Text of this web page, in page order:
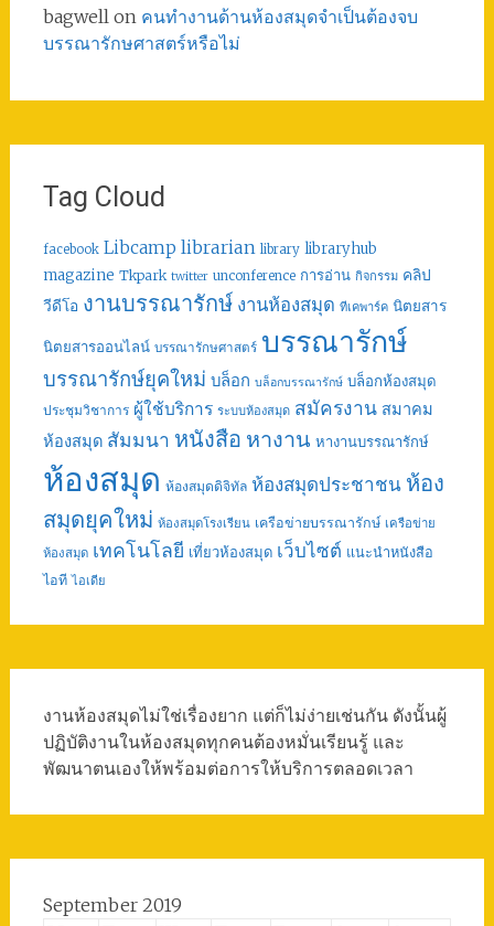
bagwell on คนทำงานด้านห้องสมุดจำเป็นต้องจบ
บรรณารักษศาสตร์หรือไม่
Tag Cloud
facebook Libcamp librarian library libraryhub
magazine Tkpark twitter unconference การอ่าน กิจกรรม คลิป
วีดีโอ งานบรรณารักษ์ งานห้องสมุด ทีเคพาร์ค นิตยสาร
นิตยสารออนไลน์ บรรณารักษศาสตร์ บรรณารักษ์
บรรณารักษ์ยุคใหม่ บล็อก บล็อกบรรณารักษ์ บล็อกห้องสมุด
ประชุมวิชาการ ผู้ใช้บริการ ระบบห้องสมุด สมัครงาน สมาคม
ห้องสมุด สัมมนา หนังสือ หางาน หางานบรรณารักษ์
ห้องสมุด ห้องสมุดดิจิทัล ห้องสมุดประชาชน ห้อง
สมุดยุคใหม่ ห้องสมุดโรงเรียน เครือข่ายบรรณารักษ์ เครือข่าย
ห้องสมุด เทคโนโลยี เที่ยวห้องสมุด เว็บไซต์ แนะนำหนังสือ
ไอที ไอเดีย
งานห้องสมุดไม่ใช่เรื่องยาก แต่ก็ไม่ง่ายเช่นกัน ดังนั้นผู้
ปฏิบัติงานในห้องสมุดทุกคนต้องหมั่นเรียนรู้ และ
พัฒนาตนเองให้พร้อมต่อการให้บริการตลอดเวลา
September 2019